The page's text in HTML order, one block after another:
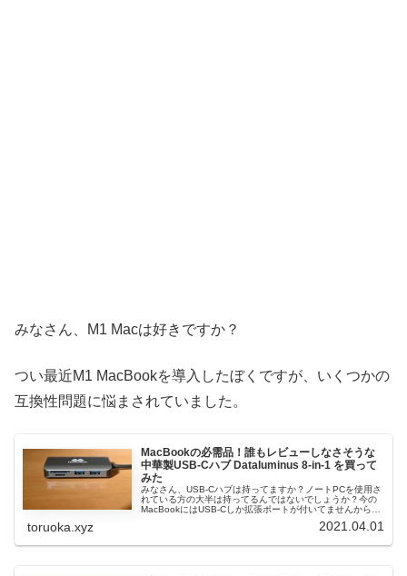
みなさん、M1 Macは好きですか？
つい最近M1 MacBookを導入したぼくですが、いくつかの
互換性問題に悩まされていました。
MacBookの必需品！誰もレビューしなさそうな
中華製USB-Cハブ Dataluminus 8-in-1 を買って
みた
みなさん、USB-Cハブは持ってますか？ノートPCを使用さ
れている方の大半は持ってるんではないでしょうか？今の
MacBookにはUSB-Cしか拡張ポートが付いてませんから、
toruoka.xyz 2021.04.01